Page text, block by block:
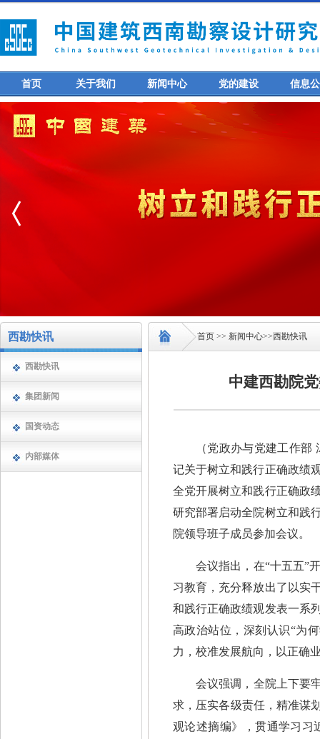
首页 关于我们 新闻中心 党的建设 信息
西勘快讯
西勘快讯
集团新闻
国资动态
内部媒体
首页 >> 新闻中心>>西勘快讯
中建西勘院
（党政办与党建工作
记关于树立和践行正确政绩
全党开展树立和践行正确政
研究部署启动全院树立和践
院领导班子成员参加会议。
会议指出，在“十五五”
习教育，充分释放出了以实
和践行正确政绩观发表一系
高政治站位，深刻认识“为
力，校准发展航向，以正确
会议强调，全院上下要
求，压实各级责任，精准谋
观论述摘编》，贯通学习习